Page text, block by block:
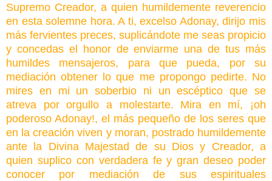
Supremo Creador, a quien humildemente reverencio
en esta solemne hora. A ti, excelso Adonay, dirijo mis
más fervientes preces, suplicándote me seas propicio
y concedas el honor de enviarme una de tus más
humildes mensajeros, para que pueda, por su
mediación obtener lo que me propongo pedirte. No
mires en mi un soberbio ni un escéptico que se
atreva por orgullo a molestarte. Mira en mí, ¡oh
poderoso Adonay!, el más pequeño de los seres que
en la creación viven y moran, postrado humildemente
ante la Divina Majestad de su Dios y Creador, a
quien suplico con verdadera fe y gran deseo poder
conocer por mediación de sus espirituales